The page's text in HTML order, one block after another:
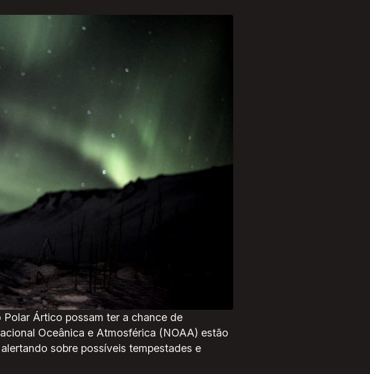
erupções já registradas, incluindo uma
Unido com a aurora boreal.
por uma tempestade solar
feira, 1º de outubro.
intensas que o Sol pode gerar e essa foi a
do Sol, principalmente prótons e
o campo magnético da Terra na
terrestre, como oxigênio e nitrogênio,
que associamos às auroras”, detalha Brotto.
que se aproximam, podem amplificar a
latitudes mais baixas do que o normal.
Ártico possam ter a chance de
Oceânica e Atmosférica (NOAA) estão
sobre possíveis tempestades e